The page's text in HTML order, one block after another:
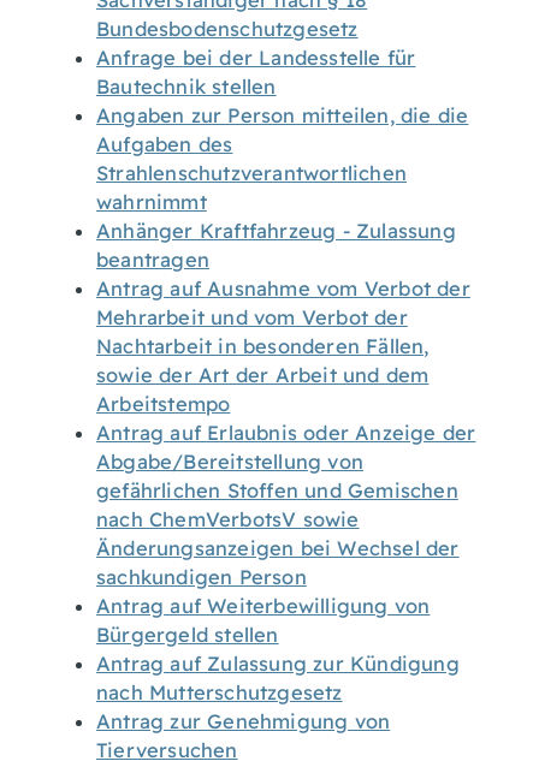
Bundesbodenschutzgesetz
Anfrage bei der Landesstelle für
Bautechnik stellen
Angaben zur Person mitteilen, die die
Aufgaben des
Strahlenschutzverantwortlichen
wahrnimmt
Anhänger Kraftfahrzeug - Zulassung
beantragen
Antrag auf Ausnahme vom Verbot der
Mehrarbeit und vom Verbot der
Nachtarbeit in besonderen Fällen,
sowie der Art der Arbeit und dem
Arbeitstempo
Antrag auf Erlaubnis oder Anzeige der
Abgabe/Bereitstellung von
gefährlichen Stoffen und Gemischen
nach ChemVerbotsV sowie
Änderungsanzeigen bei Wechsel der
sachkundigen Person
Antrag auf Weiterbewilligung von
Bürgergeld stellen
Antrag auf Zulassung zur Kündigung
nach Mutterschutzgesetz
Antrag zur Genehmigung von
Tierversuchen